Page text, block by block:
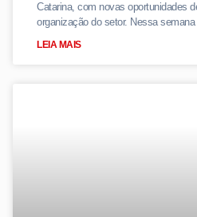
Catarina, com novas oportunidades
organização do setor. Nessa
LEIA MAIS